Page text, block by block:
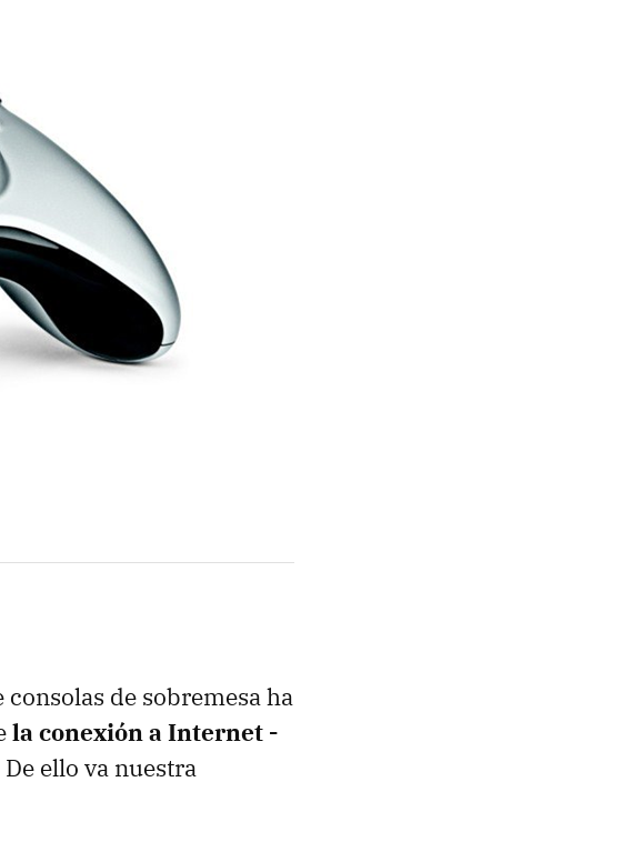
de sobremesa ha
la conexión a Internet -
De ello va nuestra